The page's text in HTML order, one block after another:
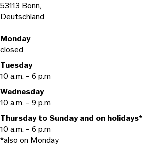
53113 Bonn,
Deutschland
Opening hours
Monday
closed
Tuesday
10 a.m. – 6 p.m
Wednesday
10 a.m. – 9 p.m
Thursday to Sunday and on holidays*
10 a.m. – 6 p.m
*also on Monday